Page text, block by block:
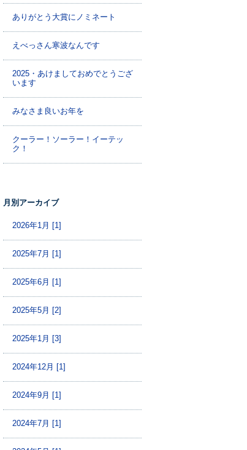
ありがとう大賞にノミネート
えべっさん寒波なんです
2025・あけましておめでとうござ
います
みなさま良いお年を
クーラー！ソーラー！イーテッ
ク！
月別アーカイブ
2026年1月 [1]
2025年7月 [1]
2025年6月 [1]
2025年5月 [2]
2025年1月 [3]
2024年12月 [1]
2024年9月 [1]
2024年7月 [1]